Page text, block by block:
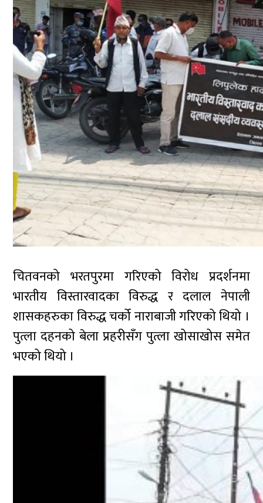
चितवनको भरतपुरमा गरिएको विरोध प्रदर्शनमा
भारतीय विस्तारवादका विरुद्ध र दलाल नेपाली
शासकहरुका विरुद्ध चर्को नाराबाजी गरिएको थियो ।
पुत्ला दहनको बेला प्रहरीसँग पुत्ला खोसाखोस समेत
भएको थियो ।